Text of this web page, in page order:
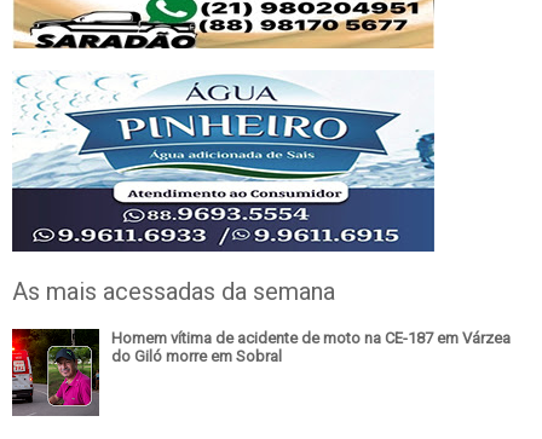
As mais acessadas da semana
Homem vítima de acidente de moto na CE-187 em Várzea
do Giló morre em Sobral